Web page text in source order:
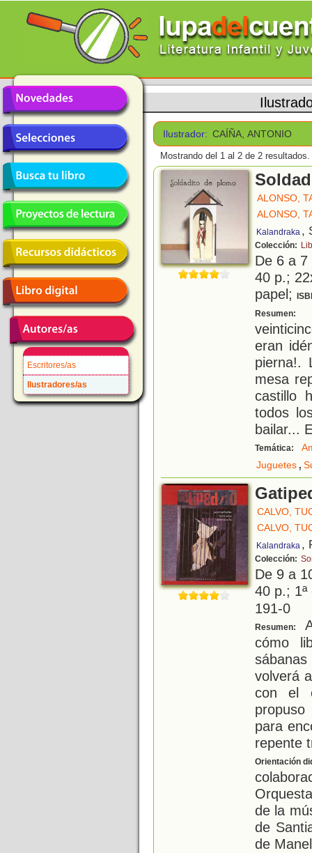
Escritores/as
Ilustradores/as
Ilustrador: CAÍÑA, ANTONIO
Mostrando del 1 al 2 de 2 resultados.
ALONSO,
ALONSO,
Kalandraka ,
Colección:
De 6 a
40 p.;
papel;
Resumen:
eran
pierna!.
mesa
castillo
todos
bailar...
Temática:
Juguetes,
CALVO,
CALVO,
Kalandraka ,
Colección:
De 9 a
40 p.;
191-0
Resumen:
cómo
volverá
con el
para
repente
Orientación
de la
de
de